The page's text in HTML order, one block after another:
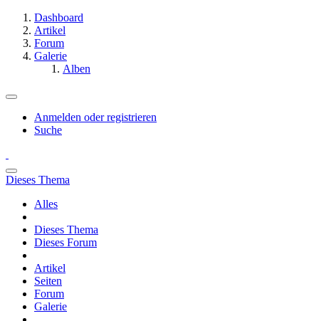
Dashboard
Artikel
Forum
Galerie
Alben
Anmelden oder registrieren
Suche
Dieses Thema
Alles
Dieses Thema
Dieses Forum
Artikel
Seiten
Forum
Galerie